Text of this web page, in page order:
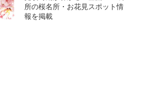
所の桜名所・お花見スポット情
報を掲載